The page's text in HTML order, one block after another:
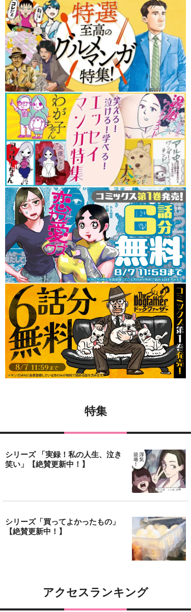
特集
シリーズ 「実録！私の人生、泣き
笑い」【絶賛更新中！】
シリーズ「買ってよかったもの」
【絶賛更新中！】
アクセスランキング